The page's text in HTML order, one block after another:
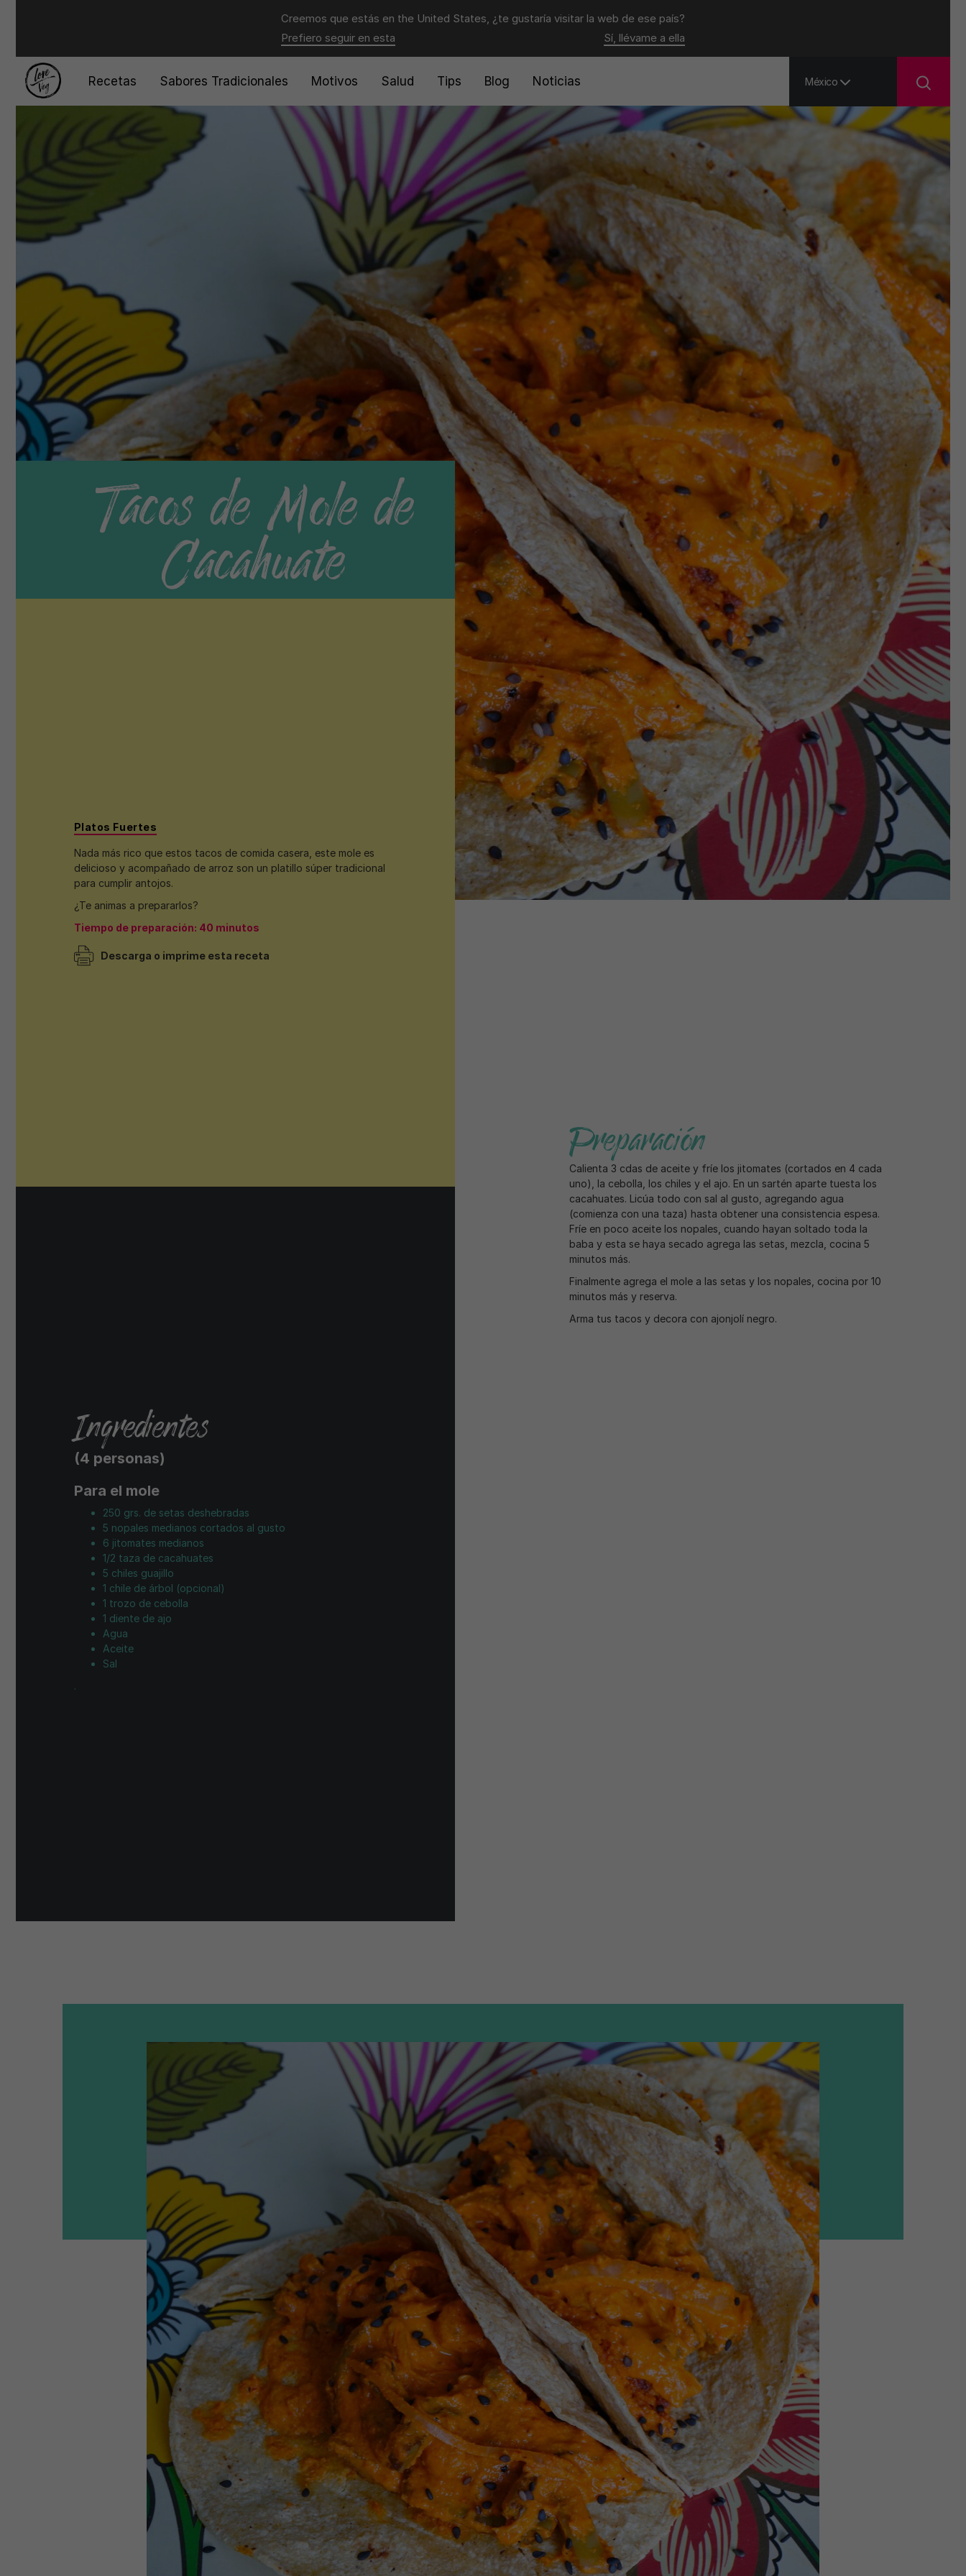
Creemos que estás en the United States, ¿te gustaría visitar la web de ese país?
Prefiero seguir en esta
Sí, llévame a ella
Recetas Sabores Tradicionales Motivos Salud Tips Blog Noticias México
Tacos de Mole de
Cacahuate
Platos Fuertes
Nada más rico que estos tacos de comida casera, este mole es
delicioso y acompañado de arroz son un platillo súper tradicional
para cumplir antojos.
¿Te animas a prepararlos?
Tiempo de preparación: 40 minutos
Descarga o imprime esta receta
Ingredientes
(4 personas)
Para el mole
250 grs. de setas deshebradas
5 nopales medianos cortados al gusto
6 jitomates medianos
1/2 taza de cacahuates
5 chiles guajillo
1 chile de árbol (opcional)
1 trozo de cebolla
1 diente de ajo
Agua
Aceite
Sal
.
Preparación
Calienta 3 cdas de aceite y fríe los jitomates (cortados en 4 cada
uno), la cebolla, los chiles y el ajo. En un sartén aparte tuesta los
cacahuates. Licúa todo con sal al gusto, agregando agua
(comienza con una taza) hasta obtener una consistencia espesa.
Fríe en poco aceite los nopales, cuando hayan soltado toda la
baba y esta se haya secado agrega las setas, mezcla, cocina 5
minutos más.
Finalmente agrega el mole a las setas y los nopales, cocina por 10
minutos más y reserva.
Arma tus tacos y decora con ajonjolí negro.